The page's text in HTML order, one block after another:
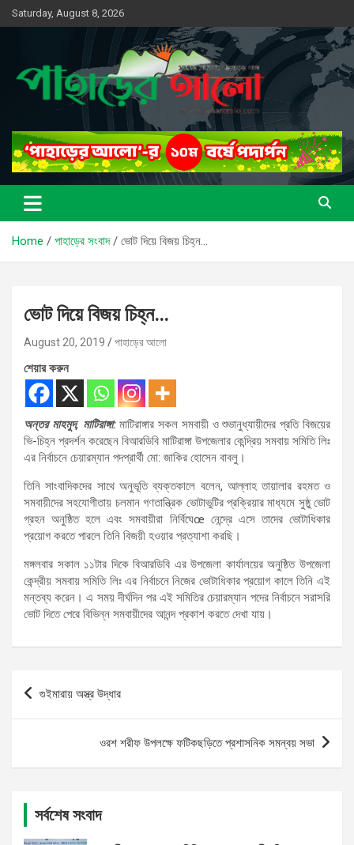
Skip
to
Saturday, August 8, 2026
পাহাড়ের আলো
সত্যের সন্ধানে, পাহাড়ের পথে
Home পাহাড়ের সংবাদ ভোট দিয়ে বিজয় চিহ্ন…
ভোট দিয়ে বিজয় চিহ্ন…
August 20, 2019 পাহাড়ের আলো
শেয়ার করুন
অন্তর মাহমুদ, মাটিরাঙ্গা: মাটিরাঙ্গার সকল সমবায়ী ও শুভানুধ্যায়ীদের প্রতি বিজয়ের
ভি-চিহ্ন প্রদর্শন করেছেন বিআরডিবি মাটিরাঙ্গা উপজেলার কেন্দ্রিয় সমবায় সমিতি লিঃ
এর নির্বাচনে চেয়ারম্যান পদপ্রার্থী মো: জাকির হোসেন বাবলু।
তিনি সাংবাদিকদের সাথে অনুভূতি ব্যক্তকালে বলেন, আল্লাহ তায়ালার রহমত ও
সমবায়ীদের সহযোগীতায় চলমান গণতান্ত্রিক ভোটাভুটির প্রক্রিয়ার মাধ্যমে সুষ্ঠু ভোট
গ্রহন অনুষ্ঠিত হলে এবং সমবায়ীরা নির্বিঘেœ নেন্দ্রে এসে তাদের ভোটাধিকার
প্রয়োগ করতে পারলে তিনি বিজয়ী হওয়ার প্রত্যাশা করছি।
মঙ্গলবার সকাল ১১টার দিকে বিআরডিবি এর উপজেলা কার্যালয়ের অনুষ্ঠিত উপজেলা
কেন্দ্রীয় সমবায় সমিতি লিঃ এর নির্বাচনে নিজের ভোটাধিকার প্রয়োগ কালে তিনি এই
মন্তব্য করেন। এ সময় দীর্ঘদিন পর এই সমিতির চেয়ারম্যান পদের নির্বাচনে সরাসরি
ভোট দিতে পেরে বিভিন্ন সমবায়ীদের আনন্দ প্রকাশ করতে দেখা যায়।
Post
navigation
গুইমারায় অস্ত্র উদ্ধার
ওরশ শরীফ উপলক্ষে ফটিকছড়িতে প্রশাসনিক সমন্বয় সভা
সর্বশেষ সংবাদ